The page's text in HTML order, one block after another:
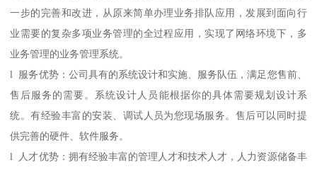
一步的完善和改进，从原来简单办理业务排队应用，发展到面向行
业需要的复杂多项业务管理的全过程应用，实现了网络环境下，多
业务管理的业务管理系统。
l 服务优势：公司具有的系统设计和实施、服务队伍，满足您售前、
售后服务的需要。系统设计人员能根据你的具体需要规划设计系
统。有经验丰富的安装、调试人员为您现场服务。售后可以同时提
供完善的硬件、软件服务。
l 人才优势：拥有经验丰富的管理人才和技术人才，人力资源储备丰